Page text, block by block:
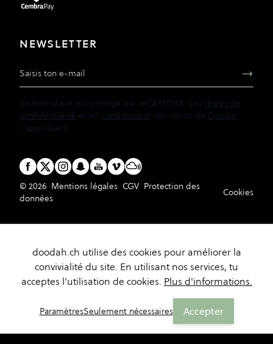
NEWSLETTER
Adresse e-mail
Ce formulaire est protégé par reCAPTCHA. Les règles de
confidentialité et les conditions d' utilisation de Google
s'appliquent.
© 2026 Mentions légales CGV Protection des
données
Cookies
doodah.ch utilise des cookies pour améliorer la
convivialité du site. En utilisant nos services, tu
acceptes l'utilisation de cookies. Plus d'informations.
ParamètresSeulement nécessaires Accepter